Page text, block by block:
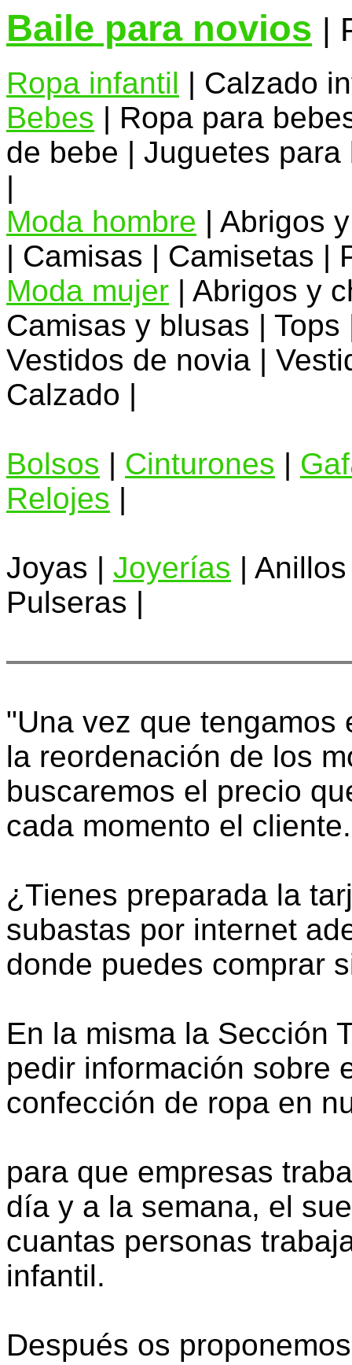
Baile para novios |
Ropa infantil | Calzado
Bebes | Ropa para
de bebe | Juguetes
|
Moda hombre | Abrigos
| Camisas | Camisetas |
Moda mujer | Abrigos y
Camisas y blusas |
Vestidos de novia |
Calzado |
Bolsos | Cinturones |
Relojes |
Joyas | Joyerías |
Pulseras |
"Una vez que tengamos
la reordenación de los
buscaremos el precio
cada momento el cliente.
¿Tienes preparada la
subastas por internet
donde puedes comprar
En la misma la Sección
pedir información sobre
confección de ropa en
para que empresas
día y a la semana, el
cuantas personas
infantil.
Después os